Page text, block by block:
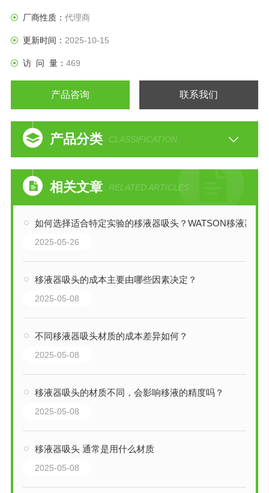
厂商性质： 代理商
更新时间： 2025-10-15
访 问 量： 469
产品咨询 联系我们
产品分类 CLASSIFICATION
相关文章 RELATED ARTICLES
如何选择适合特定实验的移液器吸头？WATSON移液器
2025-05-26
移液器吸头的成本主要由哪些因素决定？
2025-05-08
不同移液器吸头材质的成本差异如何？
2025-05-08
移液器吸头的材质不同，会影响移液的精度吗？
2025-05-08
移液器吸头 通常是用什么材质
2025-05-08